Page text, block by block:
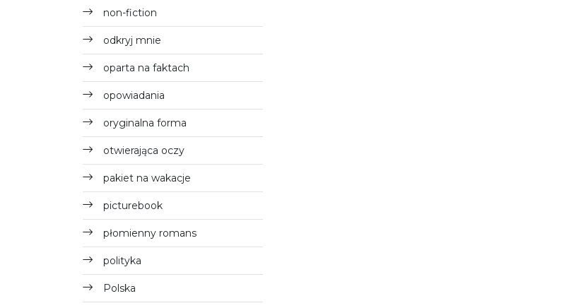
non-fiction
odkryj mnie
oparta na faktach
opowiadania
oryginalna forma
otwierająca oczy
pakiet na wakacje
picturebook
płomienny romans
polityka
Polska